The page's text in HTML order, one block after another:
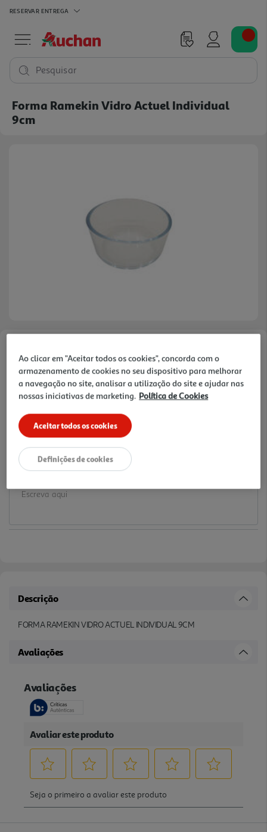
RESERVAR ENTREGA
Pesquisar
Forma Ramekin Vidro Actuel Individual
9cm
1.99 €/un
1,99 €
Notas de preparação
Descrição
FORMA RAMEKIN VIDRO ACTUEL INDIVIDUAL 9CM
Avaliações
Ao clicar em "Aceitar todos os cookies", concorda com o
armazenamento de cookies no seu dispositivo para melhorar
a navegação no site, analisar a utilização do site e ajudar nas
nossas iniciativas de marketing. Política de Cookies
Aceitar todos os cookies
Definições de cookies